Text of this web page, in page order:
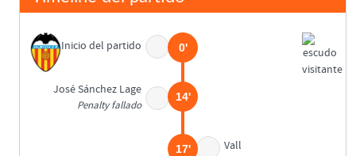
Inicio del partido 0'
José Sánchez Lage
Penalty fallado
14'
Vall
17'